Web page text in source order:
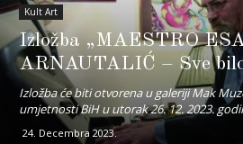
Kult Art
Izložba „MAESTRO
ARNAUTALIĆ – Sve
Izložba će biti otvorena u galeriji Mak
umjetnosti BiH u utorak 26. 12. 2023.
24. Decembra 2023.